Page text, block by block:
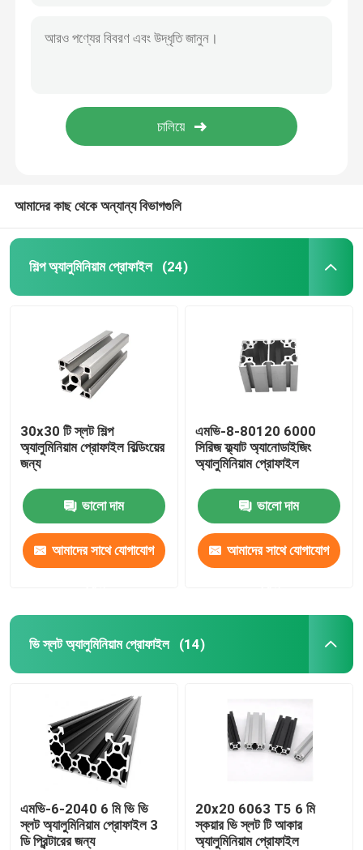
আমাদের কাছ থেকে অন্যান্য বিভাগগুলি
শিল্প অ্যালুমিনিয়াম প্রোফাইল (24)
30x30 টি স্লট শিল্প
অ্যালুমিনিয়াম প্রোফাইল বিল্ডিংয়ের
জন্য
ভালো দাম
আমাদের সাথে যোগাযোগ
এমভি-8-80120 6000
সিরিজ ফ্ল্যাট অ্যানোডাইজিং
অ্যালুমিনিয়াম প্রোফাইল
ভালো দাম
আমাদের সাথে যোগাযোগ
ভি স্লট অ্যালুমিনিয়াম প্রোফাইল (14)
এমভি-6-2040 6 মি ভি ভি
স্লট অ্যালুমিনিয়াম প্রোফাইল 3
ডি প্রিন্টারের জন্য
20x20 6063 T5 6 মি
স্কয়ার ভি স্লট টি আকার
অ্যালুমিনিয়াম প্রোফাইল